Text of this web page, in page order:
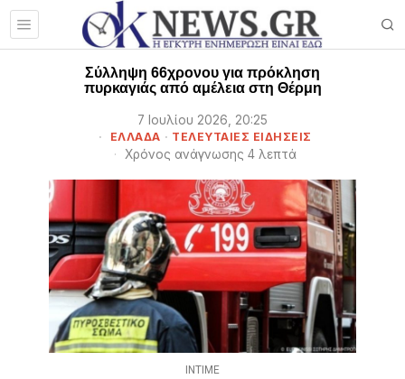
Σύλληψη 66χρονου για πρόκληση
πυρκαγιάς από αμέλεια στη Θέρμη
7 Ιουλίου 2026, 20:25
ΕΛΛΑΔΑ · ΤΕΛΕΥΤΑΙΕΣ ΕΙΔΗΣΕΙΣ
Χρόνος ανάγνωσης 4 λεπτά
INTIME